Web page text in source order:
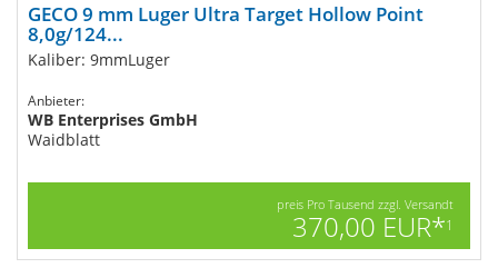
GECO 9 mm Luger Ultra Target Hollow Point
8,0g/124...
Kaliber: 9mmLuger
Anbieter:
WB Enterprises GmbH
Waidblatt
preis Pro Tausend zzgl. Versandt
370,00 EUR*1